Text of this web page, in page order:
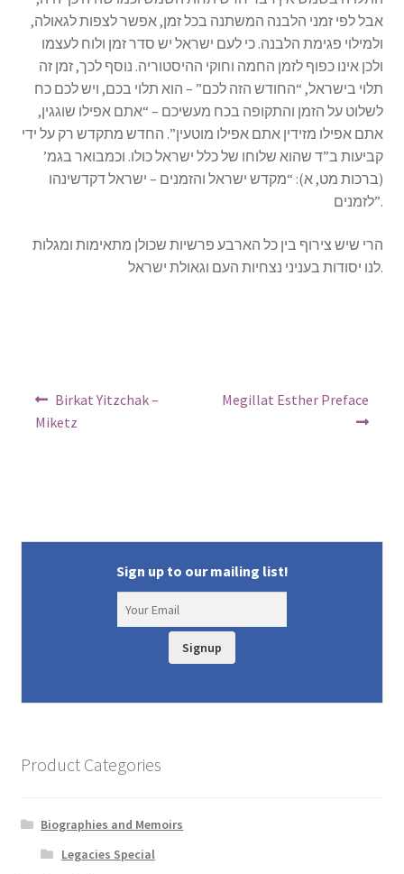
אבל לפי זמני הלבנה המשתנה בכל זמן, אפשר לצפות לגאולה,
ולמילוי פגימת הלבנה. כי לעם ישראל יש סדר זמן ולוח לעצמו
ולכן אינו כפוף לזמן החמה וחוקי ההיסטוריה. נוסף לכך, זמן זה
תלוי בישראל, “החודש הזה לכם” – הוא תלוי בכם, ויש לכם כח
לשלוט על הזמן והתקופה בכח מעשיכם – “אתם אפילו שוגגין,
אתם אפילו מזידין אתם אפילו מוטעין”. החדש מתקדש רק על ידי
קביעות ב”ד שהוא שלוחו של כלל ישראל כולו. וכמבואר בגמ’
(ברכות מט, א): “מקדש ישראל והזמנים – ישראל דקדשינהו
לזמנים”.
הרי שיש צירוף בין כל הארבע פרשיות שכולן מתאימות ומגלות
לנו יסודות בעניני נצחיות העם וגאולת ישראל.
Post
navigation
Previous
post:
Birkat Yitzchak –
Miketz
Next
Megillat Esther Preface
Sign up to our mailing list!
Signup
Product Categories
Biographies and Memoirs
Legacies Special